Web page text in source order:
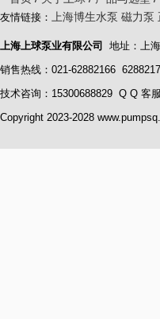
友情链接： 上海博生水泵 磁力泵
上海上球泵业有限公司
地址：上
销售热线：021-62882166
技术咨询：15300688829 Q Q 客
Copyright 2023-2028